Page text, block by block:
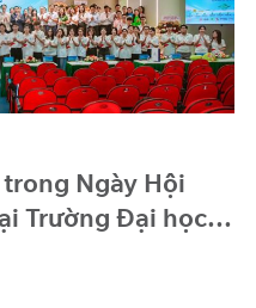
Ngày Hội
Trường Đại học